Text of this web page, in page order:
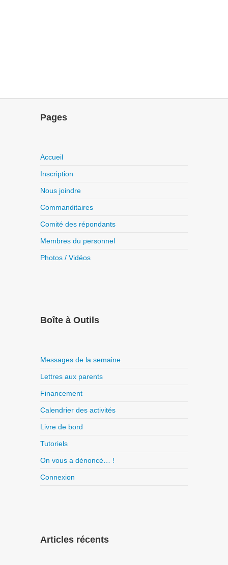
Pages
Accueil
Inscription
Nous joindre
Commanditaires
Comité des répondants
Membres du personnel
Photos / Vidéos
Boîte à Outils
Messages de la semaine
Lettres aux parents
Financement
Calendrier des activités
Livre de bord
Tutoriels
On vous a dénoncé… !
Connexion
Articles récents